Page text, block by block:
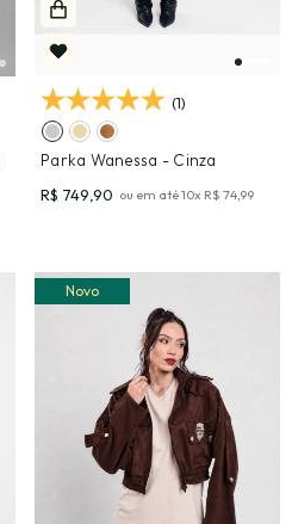
(1)
Parka Wanessa - Cinza
R$ 749,90 ou em até10x R$ 74,99
Novo